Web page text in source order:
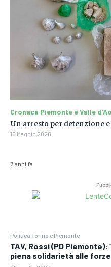
Politica Torino e Piemonte
TAV, Rossi (PD
piena solidarietà alle forze
7 anni fa
Cronaca Piemonte e Valle
Un arresto per detenzione
16 Maggio 2026